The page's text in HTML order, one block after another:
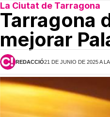
La Ciutat de Tarragona
Tarragona
mejorar
REDACCIÓ21 DE JUNIO DE 2025 A